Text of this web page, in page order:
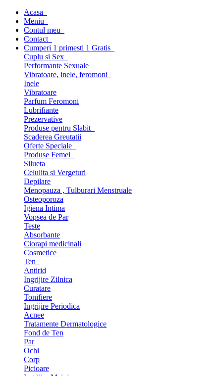
Acasa
Meniu
Contul meu
Contact
Cumperi 1 primesti 1 Gratis
Cuplu si Sex
Performante Sexuale
Vibratoare, inele, feromoni
Inele
Vibratoare
Parfum Feromoni
Lubrifiante
Prezervative
Produse pentru Slabit
Scaderea Greutatii
Oferte Speciale
Produse Femei
Silueta
Celulita si Vergeturi
Depilare
Menopauza , Tulburari Menstruale
Osteoporoza
Igiena Intima
Vopsea de Par
Teste
Absorbante
Ciorapi medicinali
Cosmetice
Ten
Antirid
Ingrijire Zilnica
Curatare
Tonifiere
Ingrijire Periodica
Acnee
Tratamente Dermatologice
Fond de Ten
Par
Ochi
Corp
Picioare